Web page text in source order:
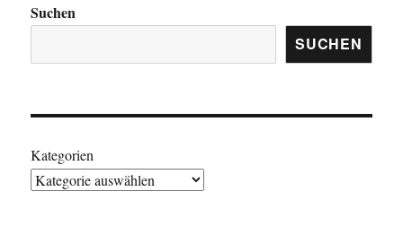
Suchen
SUCHEN
Kategorien